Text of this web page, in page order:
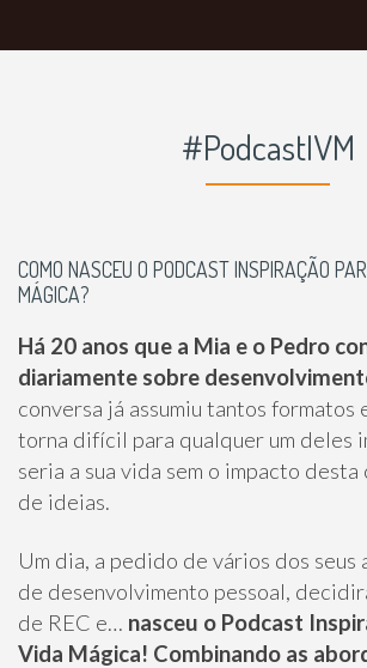
#PodcastIVM
COMO NASCEU O PODCAST INSPIRAÇÃO
MÁGICA?
Há 20 anos que a Mia e o Pedro
diariamente sobre
conversa já assumiu tantos formatos
torna difícil para qualquer um deles
seria a sua vida sem o impacto
de ideias.
Um dia, a pedido de vários dos seus
de desenvolvimento pessoal,
de REC e… nasceu o Podcast
Vida Mágica! Combinando as